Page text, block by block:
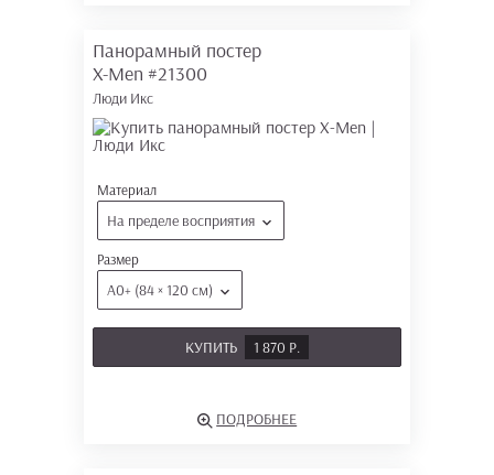
Панорамный постер
X-Men #21300
Люди Икс
Материал
На пределе восприятия
Размер
А0+ (84 × 120 см)
КУПИТЬ 1 870 Р.
ПОДРОБНЕЕ